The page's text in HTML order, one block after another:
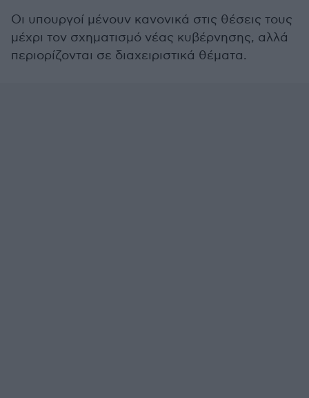
Οι υπουργοί μένουν κανονικά στις θέσεις τους
μέχρι τον σχηματισμό νέας κυβέρνησης, αλλά
περιορίζονται σε διαχειριστικά θέματα.